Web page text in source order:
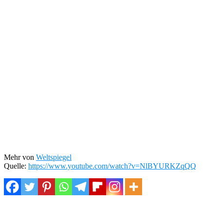
Mehr von Weltspiegel
Quelle: https://www.youtube.com/watch?v=NlBYURKZqQQ